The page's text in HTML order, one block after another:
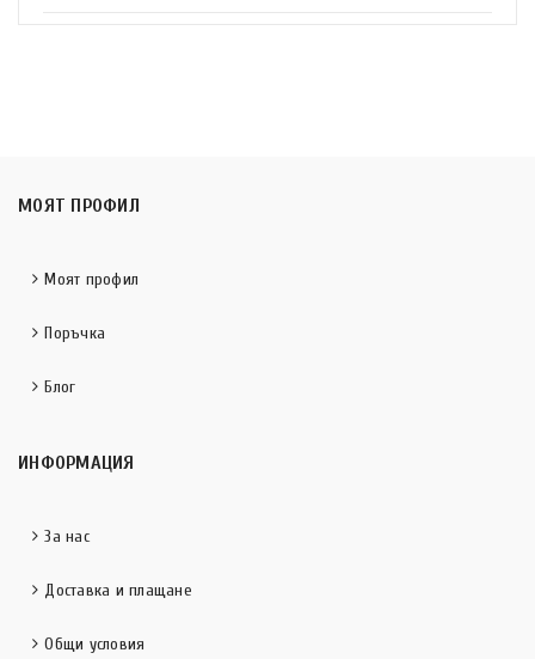
МОЯТ ПРОФИЛ
Моят профил
Поръчка
Блог
ИНФОРМАЦИЯ
За нас
Доставка и плащане
Общи условия